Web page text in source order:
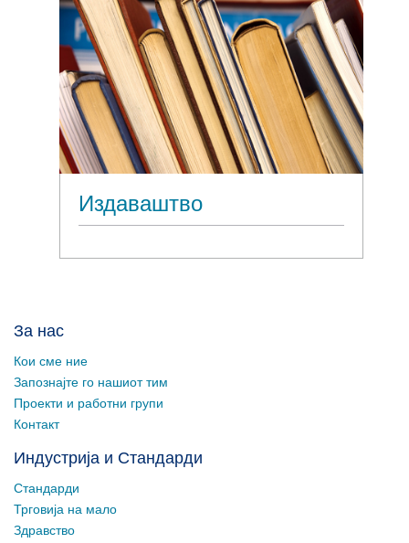
Издаваштво
За нас
Кои сме ние
Запознајте го нашиот тим
Проекти и работни групи
Контакт
Индустрија и Стандарди
Стандарди
Трговија на мало
Здравство